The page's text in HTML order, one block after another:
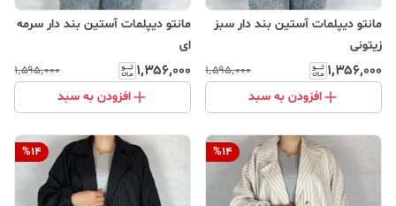
مانتو دیپلمات آستین بند دار سبز
زیتونی
۱٬۳۵۶٬۰۰۰ ۱٬۵۹۵٬۰۰۰
افزودن به سبد
مانتو دیپلمات آستین بند دار سرمه
ای
۱٬۳۵۶٬۰۰۰ ۱٬۵۹۵٬۰۰۰
افزودن به سبد
%14
%14